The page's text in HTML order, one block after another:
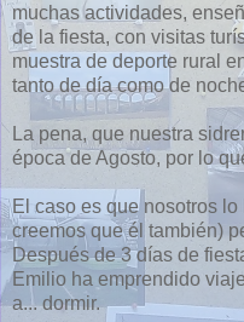
muchas actividades,
de la fiesta, con visitas
muestra de deporte rural
tanto de día como de
La pena, que nuestra
época de Agosto, por lo
El caso es que nosotros
creemos que él también)
Después de 3 días de
Emilio ha emprendido
a... dormir.